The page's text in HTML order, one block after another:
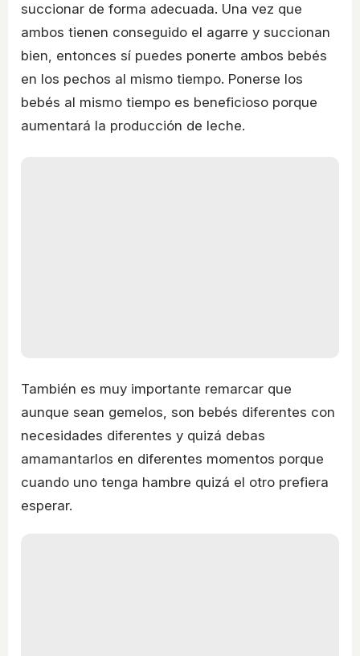
succionar de forma adecuada. Una vez que
ambos tienen conseguido el agarre y succionan
bien, entonces sí puedes ponerte ambos bebés
en los pechos al mismo tiempo. Ponerse los
bebés al mismo tiempo es beneficioso porque
aumentará la producción de leche.
También es muy importante remarcar que
aunque sean gemelos, son bebés diferentes con
necesidades diferentes y quizá debas
amamantarlos en diferentes momentos porque
cuando uno tenga hambre quizá el otro prefiera
esperar.